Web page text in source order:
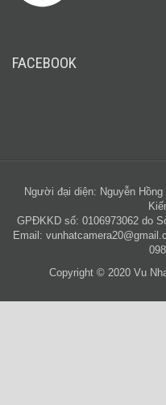
FACEBOOK
Người đại diện: Nguyễn
GPĐKKD số: 0106973062 do
Email:
Copyright © 2020 Vu